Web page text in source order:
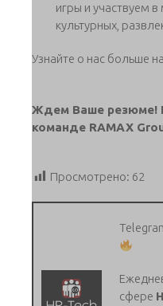
игры и участвуем
культурных,
Узнайте о нас больше
Ждем Ваше резюме!
команде RAMAX
Просмотрено: 62
сфере